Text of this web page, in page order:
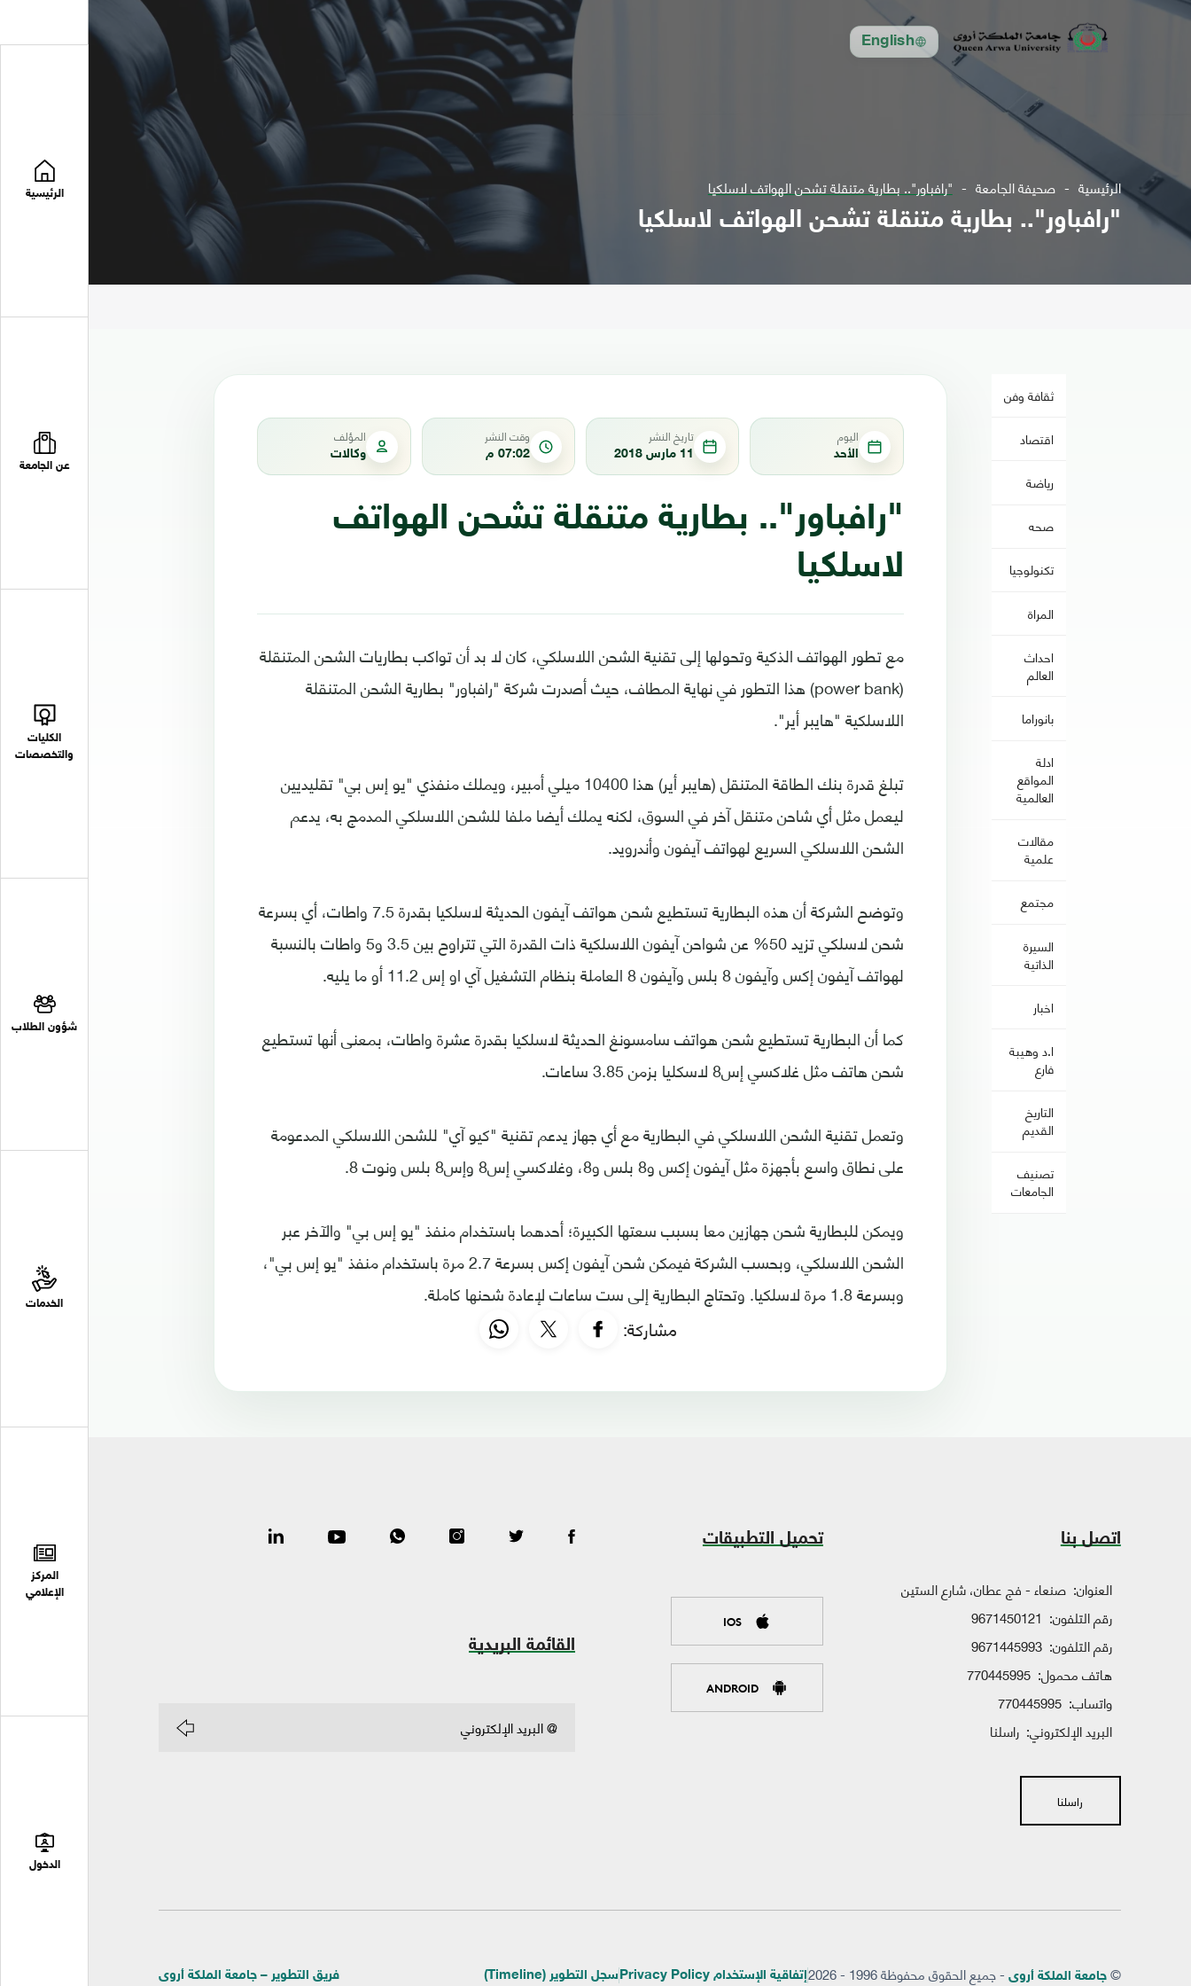
English
الرئيسية
عن الجامعة
الكليات
والتخصصات
شؤون الطلاب
الخدمات
المركز
الإعلامي
الدخول
الرئيسية صحيفة الجامعة "رافباور".. بطارية متنقلة تشحن الهواتف لاسلكيا
"رافباور".. بطارية متنقلة تشحن الهواتف لاسلكيا
ثقافة وفن
اقتصاد
رياضة
صحه
تكنولوجيا
المراة
احداث
العالم
بانوراما
ادلة
المواقع
العالمية
مقالات
علمية
مجتمع
السيرة
الذاتية
اخبار
ا.د وهيبة
فارع
التاريخ
القديم
تصنيف
الجامعات
اليوم
الأحد
تاريخ النشر
11 مارس 2018
وقت النشر
07:02 م
المؤلف
وكالات
"رافباور".. بطارية متنقلة تشحن الهواتف
لاسلكيا
مع تطور الهواتف الذكية وتحولها إلى تقنية الشحن اللاسلكي، كان لا بد أن تواكب بطاريات الشحن المتنقلة
(power bank) هذا التطور في نهاية المطاف، حيث أصدرت شركة "رافباور" بطارية الشحن المتنقلة
اللاسلكية "هايبر أير".
تبلغ قدرة بنك الطاقة المتنقل (هايبر أير) هذا 10400 ميلي أمبير، ويملك منفذي "يو إس بي" تقليديين
ليعمل مثل أي شاحن متنقل آخر في السوق، لكنه يملك أيضا ملفا للشحن اللاسلكي المدمج به، يدعم
الشحن اللاسلكي السريع لهواتف آيفون وأندرويد.
وتوضح الشركة أن هذه البطارية تستطيع شحن هواتف آيفون الحديثة لاسلكيا بقدرة 7.5 واطات، أي بسرعة
شحن لاسلكي تزيد 50% عن شواحن آيفون اللاسلكية ذات القدرة التي تتراوح بين 3.5 و5 واطات بالنسبة
لهواتف آيفون إكس وآيفون 8 بلس وآيفون 8 العاملة بنظام التشغيل آي او إس 11.2 أو ما يليه.
كما أن البطارية تستطيع شحن هواتف سامسونغ الحديثة لاسلكيا بقدرة عشرة واطات، بمعنى أنها تستطيع
شحن هاتف مثل غلاكسي إس8 لاسكليا بزمن 3.85 ساعات.
وتعمل تقنية الشحن اللاسلكي في البطارية مع أي جهاز يدعم تقنية "كيو آي" للشحن اللاسلكي المدعومة
على نطاق واسع بأجهزة مثل آيفون إكس و8 بلس و8، وغلاكسي إس8 وإس8 بلس ونوت 8.
ويمكن للبطارية شحن جهازين معا بسبب سعتها الكبيرة؛ أحدهما باستخدام منفذ "يو إس بي" والآخر عبر
الشحن اللاسلكي، وبحسب الشركة فيمكن شحن آيفون إكس بسرعة 2.7 مرة باستخدام منفذ "يو إس بي"،
وبسرعة 1.8 مرة لاسلكيا. وتحتاج البطارية إلى ست ساعات لإعادة شحنها كاملة.
مشاركة:
اتصل بنا
العنوان: صنعاء - فج عطان، شارع الستين
رقم التلفون: 9671450121
رقم التلفون: 9671445993
هاتف محمول: 770445995
واتساب: 770445995
البريد الإلكتروني: راسلنا
راسلنا
تحميل التطبيقات
IOS
ANDROID
القائمة البريدية
©جامعة الملكة أروى - جميع الحقوق محفوظة 1996 - 2026 إتفاقية الإستخدام Privacy Policy سجل التطوير (Timeline) فريق التطوير – جامعة الملكة أروى